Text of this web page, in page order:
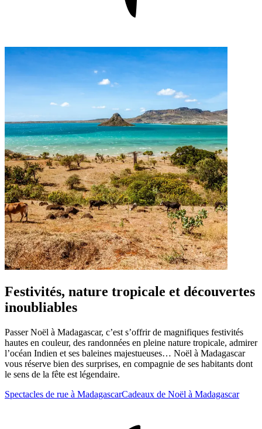
Festivités, nature tropicale et découvertes
inoubliables
Passer Noël à Madagascar, c’est s’offrir de magnifiques festivités
hautes en couleur, des randonnées en pleine nature tropicale, admirer
l’océan Indien et ses baleines majestueuses… Noël à Madagascar
vous réserve bien des surprises, en compagnie de ses habitants dont
le sens de la fête est légendaire.
Spectacles de rue à MadagascarCadeaux de Noël à Madagascar